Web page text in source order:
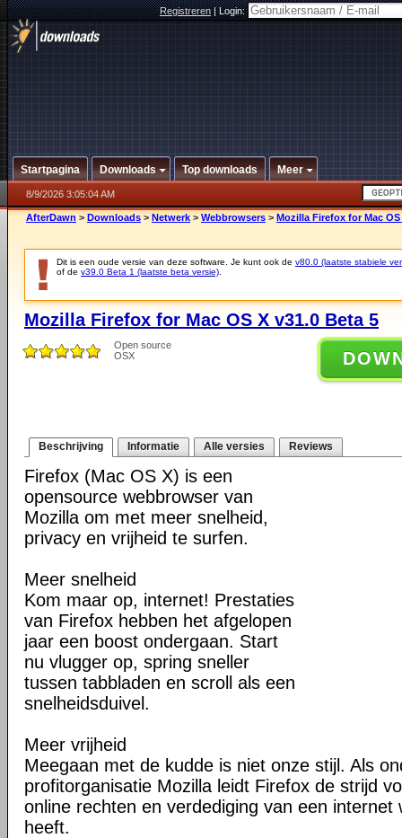
Registreren|Login:
Startpagina Downloads Top downloads Meer
8/9/2026 3:05:04 AM
AfterDawn > Downloads > Netwerk > Webbrowsers > Mozilla Firefox for Mac OS
Dit is een oude versie van deze software. Je kunt ook de v80.0 (laatste stabiele
of de v39.0 Beta 1 (laatste beta versie)
Mozilla Firefox for Mac OS X v31.0 Beta 5
Open source
OSX
Beschrijving Informatie Alle versies Reviews
Firefox (Mac OS X) is een
opensource webbrowser van
Mozilla om met meer snelheid,
privacy en vrijheid te surfen.
Meer snelheid
Kom maar op, internet! Prestaties
van Firefox hebben het afgelopen
jaar een boost ondergaan. Start
nu vlugger op, spring sneller
tussen tabbladen en scroll als een
snelheidsduivel.
Meer vrijheid
Meegaan met de kudde is niet onze stijl. Als
profitorganisatie Mozilla leidt Firefox de strijd
online rechten en verdediging van een internet
heeft.